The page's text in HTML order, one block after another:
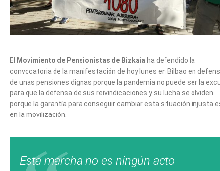
El Movimiento de Pensionistas de Bizkaia ha defendido la
convocatoria de la manifestación de hoy lunes en Bilbao en
de unas pensiones dignas porque la pandemia no puede ser la
para que la defensa de sus reivindicaciones y su lucha se olviden
porque la garantía para conseguir cambiar esta situación injusta
en la movilización.
Esta marcha no es ningún acto